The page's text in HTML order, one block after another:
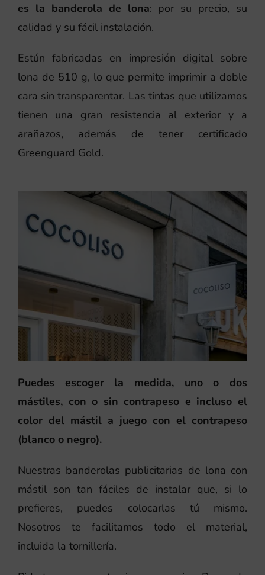
es la banderola de lona: por su precio, su
calidad y su fácil instalación.
Estún fabricadas en impresión digital sobre
lona de 510 g, lo que permite imprimir a doble
cara sin transparentar. Las tintas que utilizamos
tienen una gran resistencia al exterior y a
arañazos, además de tener certificado
Greenguard Gold.
Puedes escoger la medida, uno o dos
mástiles, con o sin contrapeso e incluso el
color del mástil a juego con el contrapeso
(blanco o negro).
Nuestras banderolas publicitarias de lona con
mástil son tan fáciles de instalar que, si lo
prefieres, puedes colocarlas tú mismo.
Nosotros te facilitamos todo el material,
incluida la tornillería.